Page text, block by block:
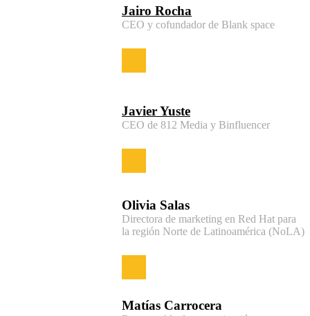
Jairo Rocha
CEO y cofundador de Blank space
Javier Yuste
CEO de 812 Media y Binfluencer
Olivia Salas
Directora de marketing en Red Hat para
la región Norte de Latinoamérica (NoLA)
Matías Carrocera